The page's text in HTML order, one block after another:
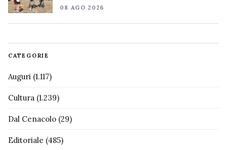
08 AGO 2026
CATEGORIE
Auguri (1.117)
Cultura (1.239)
Dal Cenacolo (29)
Editoriale (485)